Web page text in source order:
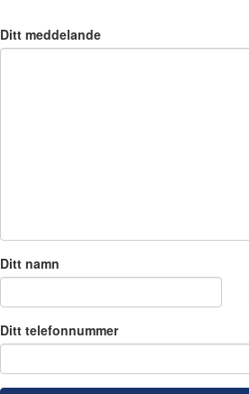
Ditt meddelande
Ditt namn
Ditt telefonnummer